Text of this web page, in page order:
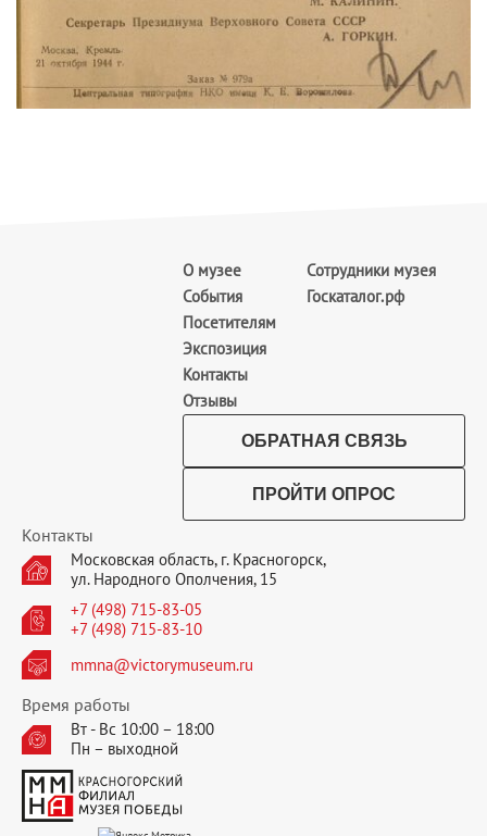
О музее
События
Посетителям
Экспозиция
Контакты
Отзывы
Сотрудники музея
Госкаталог.рф
ОБРАТНАЯ СВЯЗЬ
ПРОЙТИ ОПРОС
Контакты
Московская область, г. Красногорск,
ул. Народного Ополчения, 15
+7 (498) 715-83-05
+7 (498) 715-83-10
mmna@victorymuseum.ru
Время работы
Вт - Вс 10:00 – 18:00
Пн – выходной